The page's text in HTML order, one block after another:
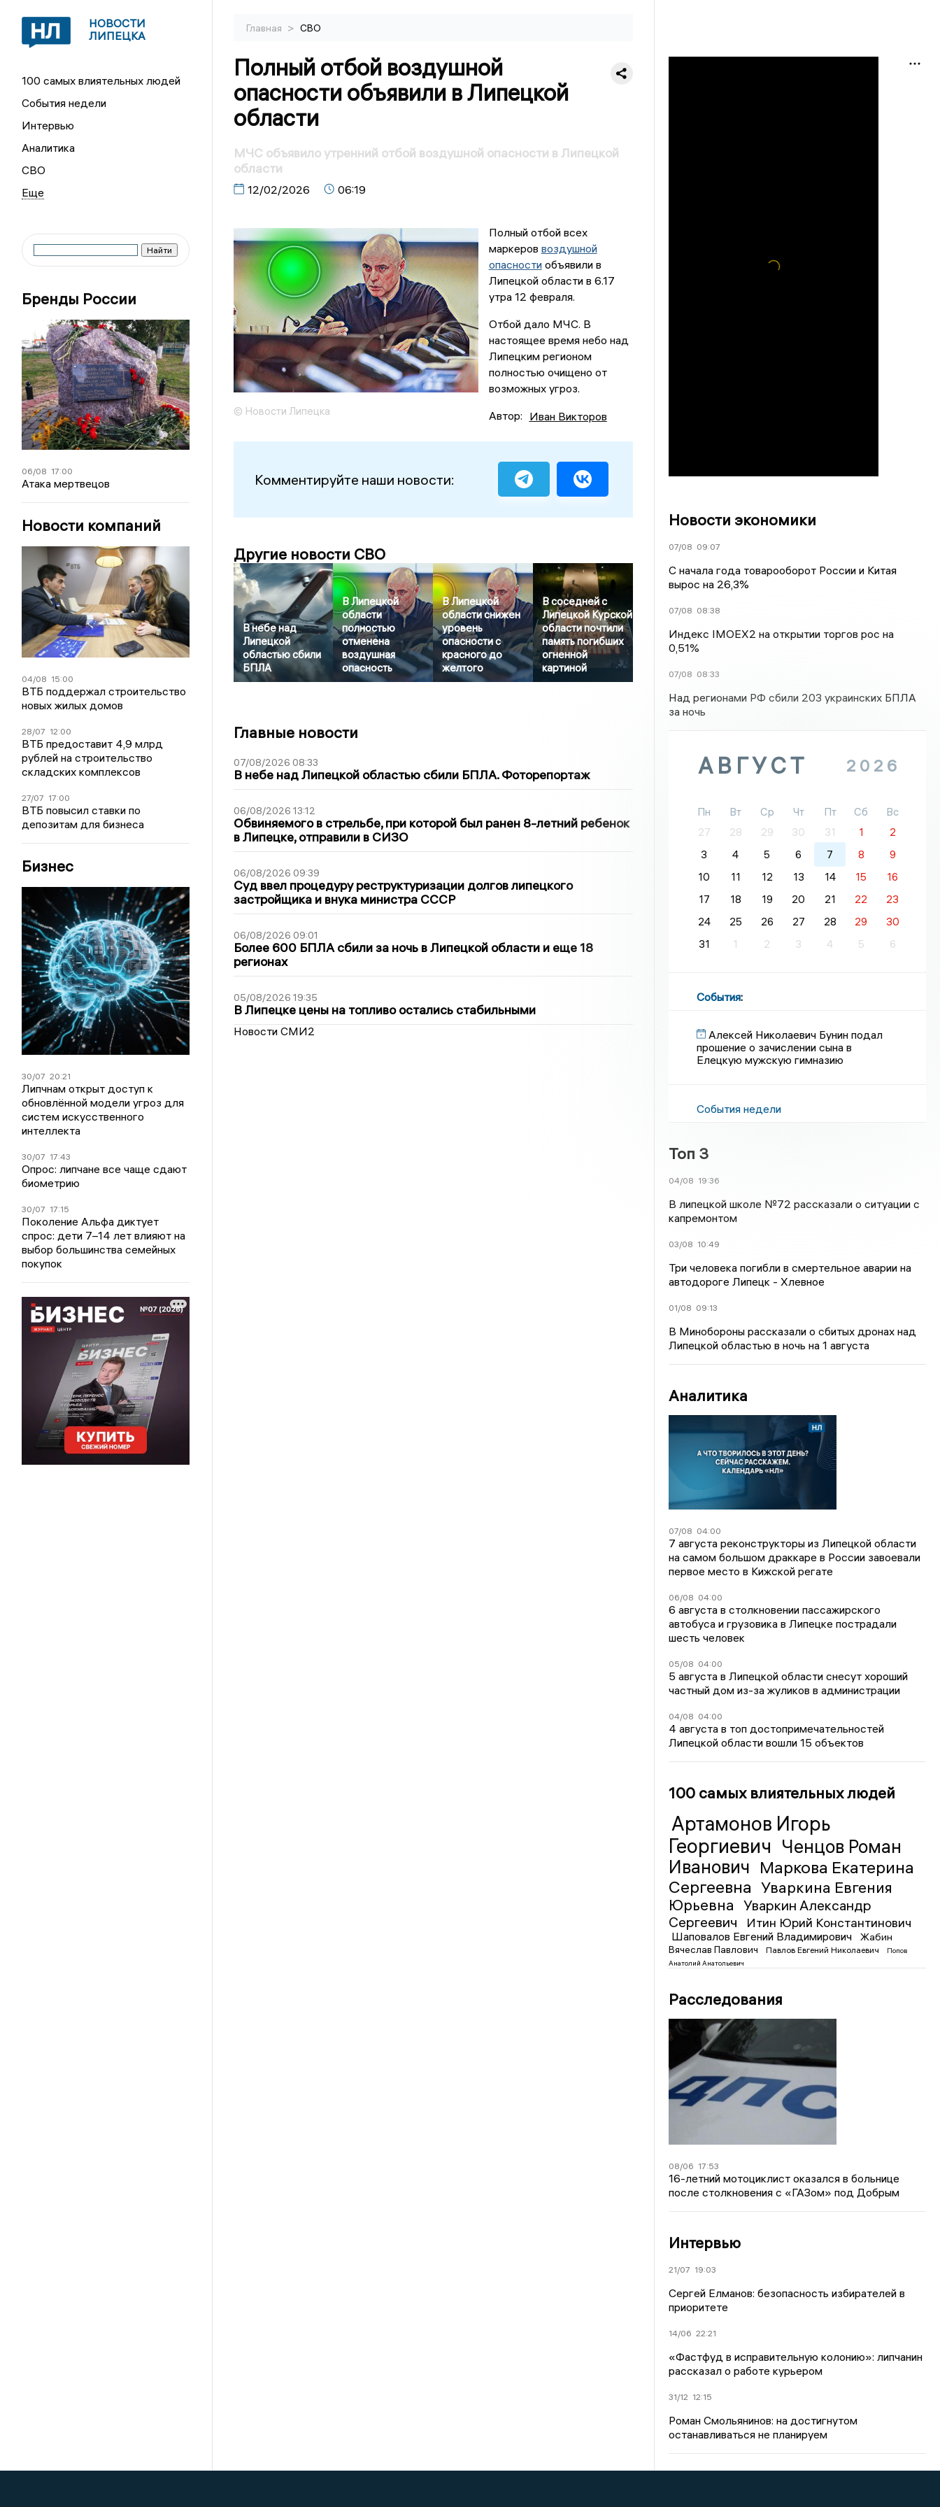
НОВОСТИ
ЛИПЕЦКА
100 самых влиятельных людей
События недели
Интервью
Аналитика
СВО
Бренды России
06/08 17:00
Атака мертвецов
Новости компаний
04/08 15:00
ВТБ поддержал строительство
новых жилых домов
28/07 12:00
ВТБ предоставит 4,9 млрд
рублей на строительство
складских комплексов
27/07 17:00
ВТБ повысил ставки по
депозитам для бизнеса
Бизнес
30/07 20:21
Липчнам открыт доступ к
обновлённой модели угроз для
систем искусственного
интеллекта
30/07 17:43
Опрос: липчане все чаще сдают
биометрию
30/07 17:15
Поколение Альфа диктует
спрос: дети 7–14 лет влияют на
выбор большинства семейных
покупок
Главная > СВО
Полный отбой воздушной
опасности объявили в Липецкой
области
МЧС объявило утренний отбой воздушной опасности в Липецкой
области
12/02/2026 06:19
© Новости Липецка
Полный отбой всех
маркеров воздушной
опасностиобъявили в
Липецкой области в 6.17
утра 12 февраля.
Отбой дало МЧС. В
настоящее время небо над
Липецким регионом
полностью очищено от
возможных угроз.
Автор: Иван Викторов
Комментируйте наши новости:
Другие новости СВО
В небе над
Липецкой
областью сбили
БПЛА
В Липецкой
области
полностью
отменена
воздушная
опасность
В Липецкой
области снижен
уровень
опасности с
красного до
желтого
В соседней с
Липецкой Курской
области почтили
память погибших
огненной
картиной
Главные новости
07/08/2026 08:33
В небе над Липецкой областью сбили БПЛА. Фоторепортаж
06/08/2026 13:12
Обвиняемого в стрельбе, при которой был ранен 8-летний ребенок
в Липецке, отправили в СИЗО
06/08/2026 09:39
Суд ввел процедуру реструктуризации долгов липецкого
застройщика и внука министра СССР
06/08/2026 09:01
Более 600 БПЛА сбили за ночь в Липецкой области и еще 18
регионах
05/08/2026 19:35
В Липецке цены на топливо остались стабильными
Новости СМИ2
Новости экономики
07/08 09:07
С начала года товарооборот России и Китая
вырос на 26,3%
07/08 08:38
Индекс IMOEX2 на открытии торгов рос на
0,51%
07/08 08:33
Над регионами РФ сбили 203 украинских БПЛА
за ночь
АВГУСТ 2026
Пн Вт Ср Чт Пт Сб
Вс
27
28 29 30 31 1
2
3
4 5 6 7 8
9
10
11 12 13 14 15
16
17
18 19 20 21 22
23
24
25 26 27 28 29
30
31
1 2 3 4 5 6
События:
Алексей Николаевич Бунин подал
прошение о зачислении сына в
Елецкую мужскую гимназию
События недели
Топ 3
04/08 19:36
В липецкой школе №72 рассказали о ситуации с
капремонтом
03/08 10:49
Три человека погибли в смертельное аварии на
автодороге Липецк - Хлевное
01/08 09:13
В Минобороны рассказали о сбитых дронах над
Липецкой областью в ночь на 1 августа
Аналитика
07/08 04:00
7 августа реконструкторы из Липецкой области
на самом большом драккаре в России завоевали
первое место в Кижской регате
06/08 04:00
6 августа в столкновении пассажирского
автобуса и грузовика в Липецке пострадали
шесть человек
05/08 04:00
5 августа в Липецкой области снесут хороший
частный дом из-за жуликов в администрации
04/08 04:00
4 августа в топ достопримечательностей
Липецкой области вошли 15 объектов
100 самых влиятельных людей
Артамонов Игорь
Георгиевич Ченцов Роман
Иванович Маркова Екатерина
Сергеевна Уваркина Евгения
Юрьевна
Уваркин Александр
Сергеевич
Итин Юрий Константинович
Шаповалов Евгений Владимирович
Жабин
Вячеслав Павлович
Павлов Евгений Николаевич
Попов
Анатолий Анатольевич
Расследования
08/06 17:53
16-летний мотоциклист оказался в больнице
после столкновения с «ГАЗом» под Добрым
Интервью
21/07 19:03
Сергей Елманов: безопасность избирателей в
приоритете
14/06 22:21
«Фастфуд в исправительную колонию»: липчанин
рассказал о работе курьером
31/12 12:15
Роман Смольянинов: на достигнутом
останавливаться не планируем